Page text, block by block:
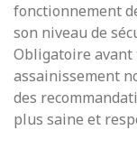
fonctionnement
son niveau de
Obligatoire avant
assainissement
des
plus saine et